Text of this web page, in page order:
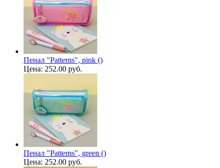
Пенал "Patterns", pink ()
Цена: 252.00 руб.
Пенал "Patterns", green ()
Цена: 252.00 руб.